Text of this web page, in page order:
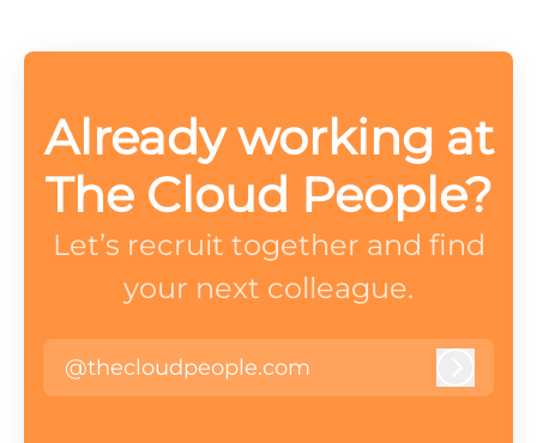
Already working at
The Cloud People?
Let’s recruit together and find
your next colleague.
@thecloudpeople.com